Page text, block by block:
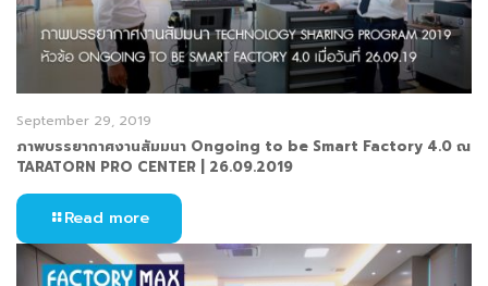
September 29, 2019
ภาพบรรยากาศงานสัมมนา Ongoing to be Smart Factory 4.0 ณ
TARATORN PRO CENTER | 26.09.2019
Read more